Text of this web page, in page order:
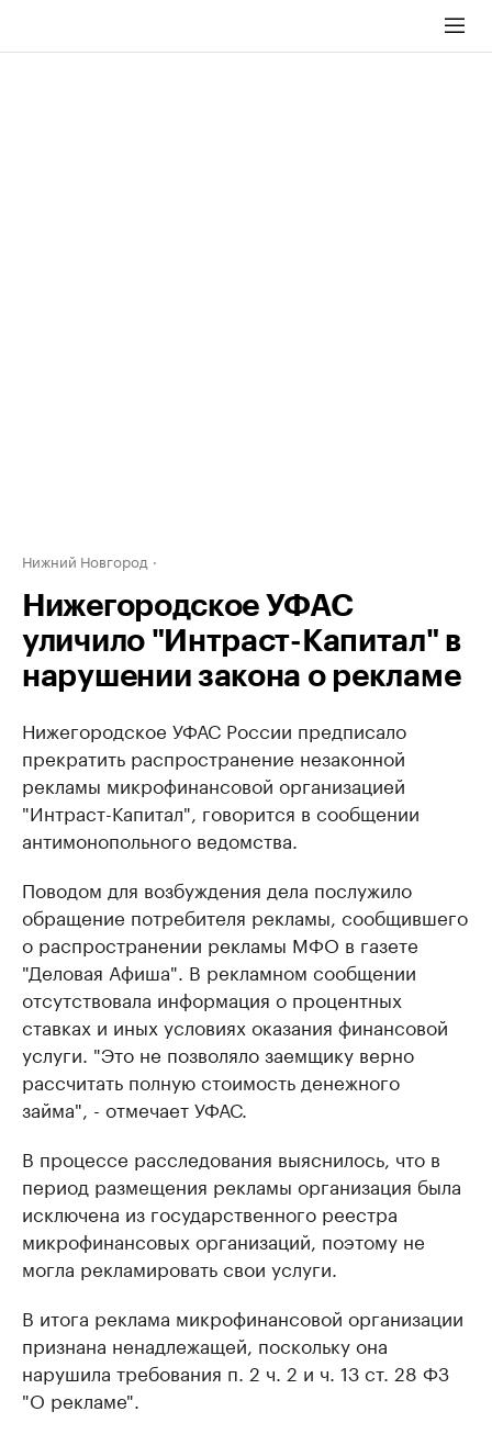
Нижний Новгород
Нижегородское УФАС
уличило "Интраст-Капитал" в
нарушении закона о рекламе
Нижегородское УФАС России предписало
прекратить распространение незаконной
рекламы микрофинансовой организацией
"Интраст-Капитал", говорится в сообщении
антимонопольного ведомства.
Поводом для возбуждения дела послужило
обращение потребителя рекламы, сообщившего
о распространении рекламы МФО в газете
"Деловая Афиша". В рекламном сообщении
отсутствовала информация о процентных
ставках и иных условиях оказания финансовой
услуги. "Это не позволяло заемщику верно
рассчитать полную стоимость денежного
займа", - отмечает УФАС.
В процессе расследования выяснилось, что в
период размещения рекламы организация была
исключена из государственного реестра
микрофинансовых организаций, поэтому не
могла рекламировать свои услуги.
В итога реклама микрофинансовой организации
признана ненадлежащей, поскольку она
нарушила требования п. 2 ч. 2 и ч. 13 ст. 28 ФЗ
"О рекламе".